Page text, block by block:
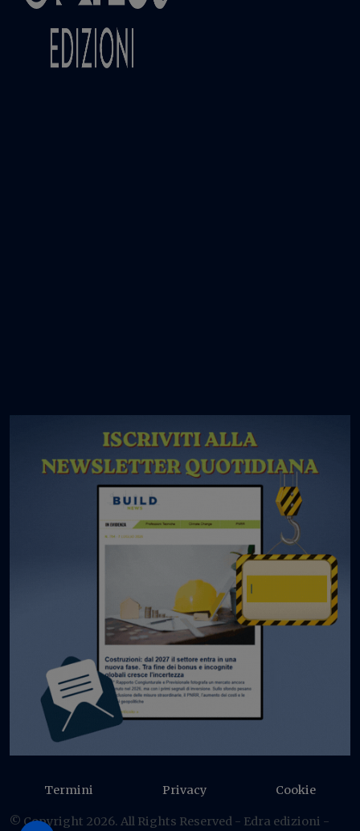
Termini Privacy Cookie
© Copyright 2026. All Rights Reserved - Edra edizioni -